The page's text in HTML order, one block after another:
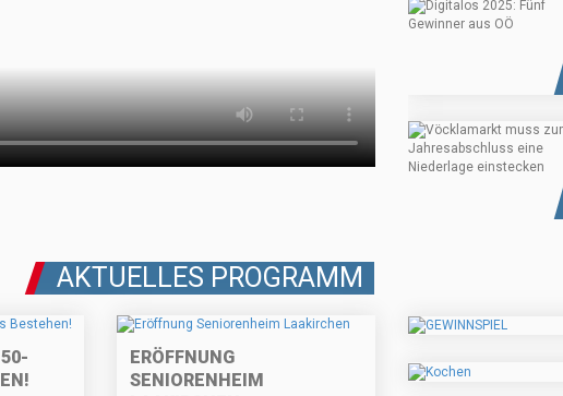
AKTUELLES PROGRAMM
ERÖFFNUNG
SENIORENHEIM